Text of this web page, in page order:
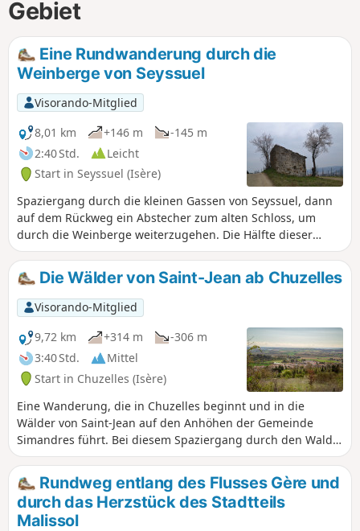
Gebiet
Eine Rundwanderung durch die
Weinberge von Seyssuel
Visorando-Mitglied
8,01 km
+146 m
-145 m
2:40 Std.
Leicht
Start in Seyssuel (Isère)
Spaziergang durch die kleinen Gassen von Seyssuel, dann
auf dem Rückweg ein Abstecher zum alten Schloss, um
durch die Weinberge weiterzugehen. Die Hälfte dieser
Strecke ist asphaltiert, aber Sie haben einige schöne
Ausblicke auf die Monts du Lyonnais, was diesen Teil
weniger lang erscheinen lässt.
Die Wälder von Saint-Jean ab Chuzelles
Visorando-Mitglied
9,72 km
+314 m
-306 m
3:40 Std.
Mittel
Start in Chuzelles (Isère)
Eine Wanderung, die in Chuzelles beginnt und in die
Wälder von Saint-Jean auf den Anhöhen der Gemeinde
Simandres führt. Bei diesem Spaziergang durch den Wald
können Sie die Natur und die Ruhe genießen. Auf halber
Strecke besteht die Möglichkeit, Notre-Dame de Limon zu
besuchen, eine romanische Kapelle aus dem12.
Jahrhundert, die an der antiken Via Domitia liegt.
Rundweg entlang des Flusses Gère und
durch das Herzstück des Stadtteils
Malissol